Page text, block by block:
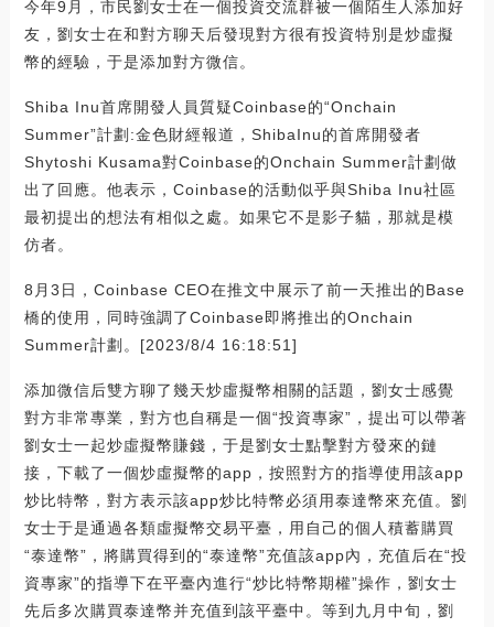
今年9月，市民劉女士在一個投資交流群被一個陌生人添加好
友，劉女士在和對方聊天后發現對方很有投資特別是炒虛擬
幣的經驗，于是添加對方微信。
Shiba Inu首席開發人員質疑Coinbase的“Onchain
Summer”計劃:金色財經報道，ShibaInu的首席開發者
Shytoshi Kusama對Coinbase的Onchain Summer計劃做
出了回應。他表示，Coinbase的活動似乎與Shiba Inu社區
最初提出的想法有相似之處。如果它不是影子貓，那就是模
仿者。
8月3日，Coinbase CEO在推文中展示了前一天推出的Base
橋的使用，同時強調了Coinbase即將推出的Onchain
Summer計劃。[2023/8/4 16:18:51]
添加微信后雙方聊了幾天炒虛擬幣相關的話題，劉女士感覺
對方非常專業，對方也自稱是一個“投資專家”，提出可以帶著
劉女士一起炒虛擬幣賺錢，于是劉女士點擊對方發來的鏈
接，下載了一個炒虛擬幣的app，按照對方的指導使用該app
炒比特幣，對方表示該app炒比特幣必須用泰達幣來充值。劉
女士于是通過各類虛擬幣交易平臺，用自己的個人積蓄購買
“泰達幣”，將購買得到的“泰達幣”充值該app內，充值后在“投
資專家”的指導下在平臺內進行“炒比特幣期權”操作，劉女士
先后多次購買泰達幣并充值到該平臺中。等到九月中旬，劉